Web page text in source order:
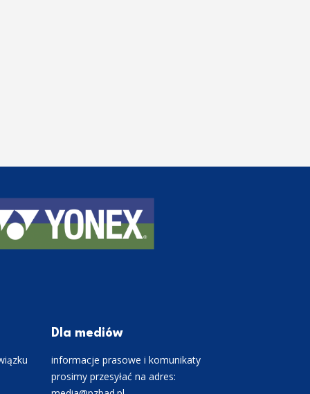
Dla mediów
informacje prasowe i komunikaty
prosimy przesyłać na adres: